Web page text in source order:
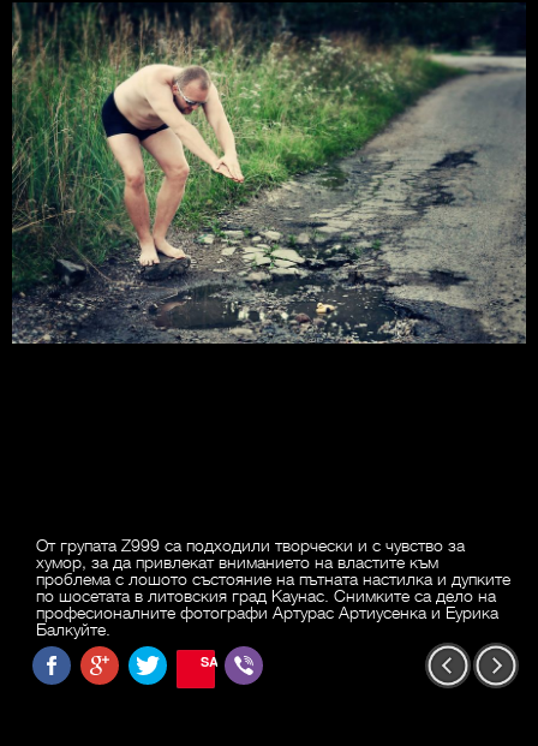
От групата Z999 са подходили творчески и с чувство за
хумор, за да привлекат вниманието на властите към
проблема с лошото състояние на пътната настилка и дупките
по шосетата в литовския град Каунас. Снимките са дело на
професионалните фотографи Артурас Артиусенка и Еурика
Балкуйте.
SAVE